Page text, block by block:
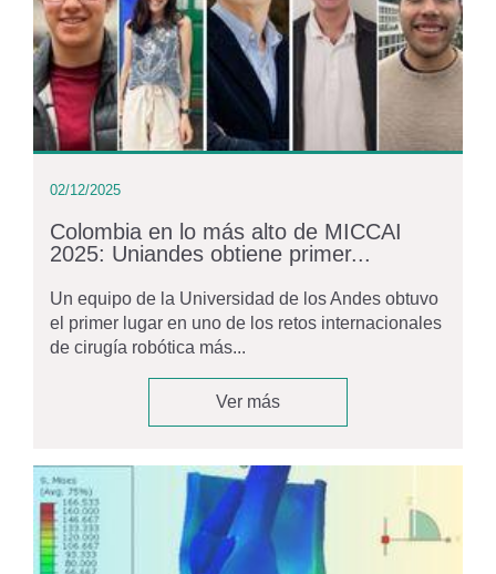
02/12/2025
Colombia en lo más alto de MICCAI
2025: Uniandes obtiene primer...
Un equipo de la Universidad de los Andes obtuvo
el primer lugar en uno de los retos internacionales
de cirugía robótica más...
Ver más